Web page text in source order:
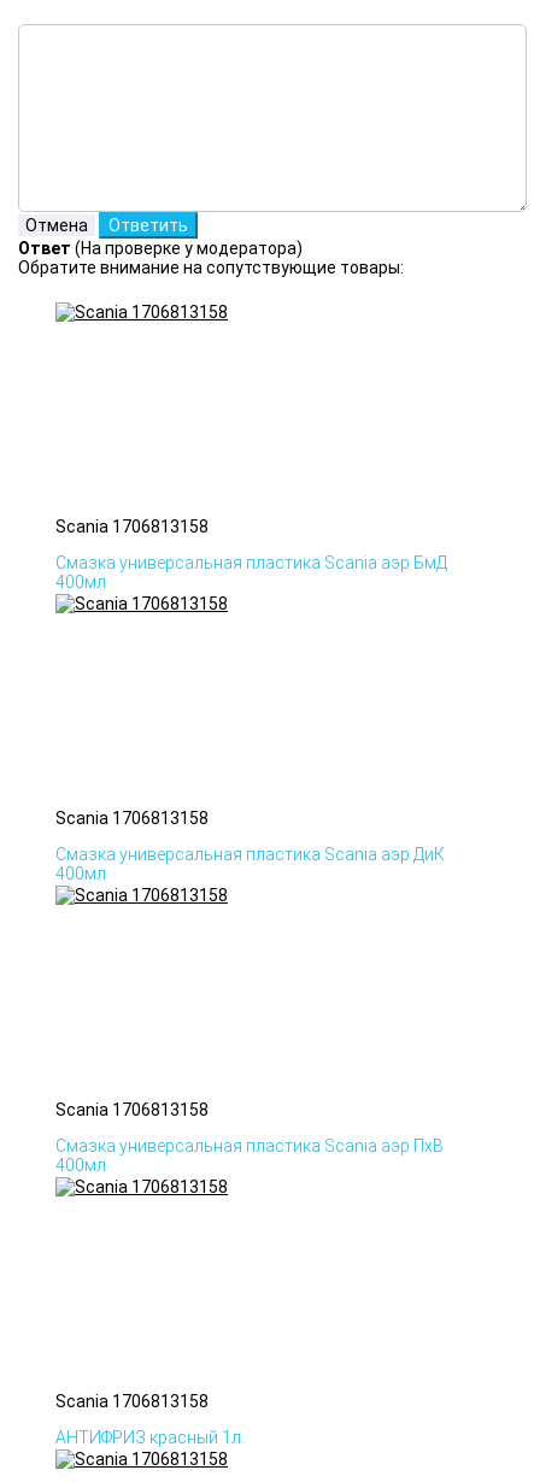
Ответ (На проверке у модератора)
Обратите внимание на сопутствующие товары:
Scania 1706813158
Смазка универсальная пластика Scania аэр БмД
400мл
Scania 1706813158
Смазка универсальная пластика Scania аэр ДиК
400мл
Scania 1706813158
Смазка универсальная пластика Scania аэр ПхВ
400мл
Scania 1706813158
АНТИФРИЗ красный 1л.